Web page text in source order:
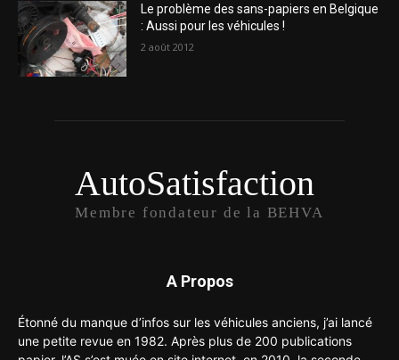
Le problème des sans-papiers en Belgique
: Aussi pour les véhicules !
2 août 2012
AutoSatisfaction
Membre fondateur de la BEHVA
A Propos
Étonné du manque d’infos sur les véhicules anciens, j’ai lancé
une petite revue en 1982. Après plus de 200 publications